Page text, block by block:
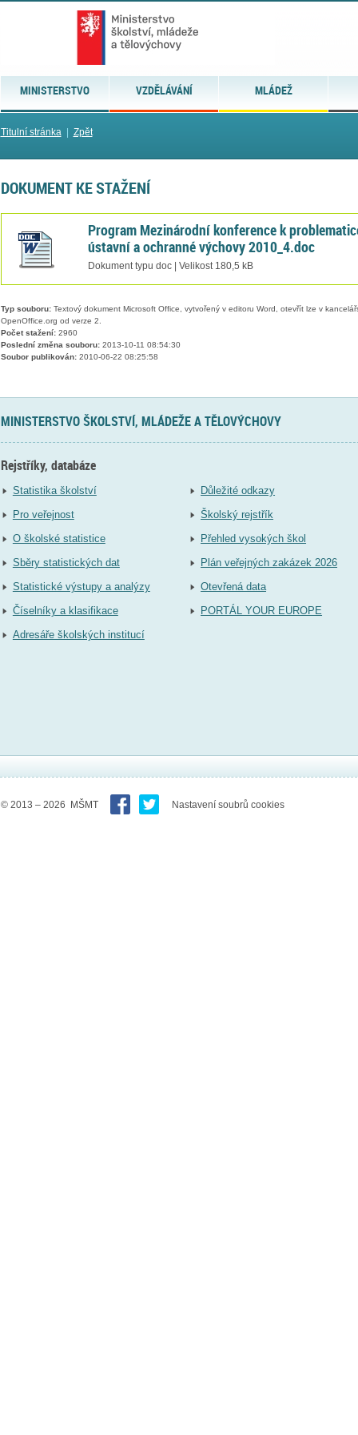
MINISTERSTVO VZDĚLÁVÁNÍ MLÁDEŽ
Titulní stránka| Zpět
DOKUMENT KE STAŽENÍ
Program Mezinárodní konference k
ústavní a ochranné výchovy 2010_4.doc
Dokument typu doc | Velikost 180,5 kB
Typ souboru:Textový dokument Microsoft Office, vytvořený v editoru Word, otevřít lze v
OpenOffice.org od verze 2.
Počet stažení:2960
Poslední změna souboru:2013-10-11 08:54:30
Soubor publikován:2010-06-22 08:25:58
MINISTERSTVO ŠKOLSTVÍ, MLÁDEŽE A TĚLOVÝCHOVY
Rejstříky, databáze
Statistika školství
Pro veřejnost
O školské statistice
Sběry statistických dat
Statistické výstupy a analýzy
Číselníky a klasifikace
Adresáře školských institucí
Důležité odkazy
Školský rejstřík
Přehled vysokých škol
Plán veřejných zakázek 2026
Otevřená data
PORTÁL YOUR EUROPE
© 2013 – 2026 MŠMT Nastavení soubrů cookies